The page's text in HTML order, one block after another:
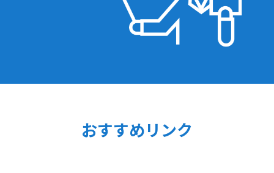
おすすめリンク